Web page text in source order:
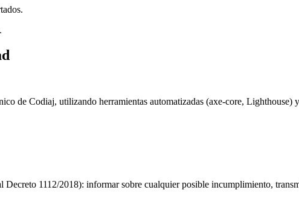
de Codiaj, utilizando herramientas automatizadas (axe-core, Lighthouse)
1112/2018): informar sobre cualquier posible incumplimiento,